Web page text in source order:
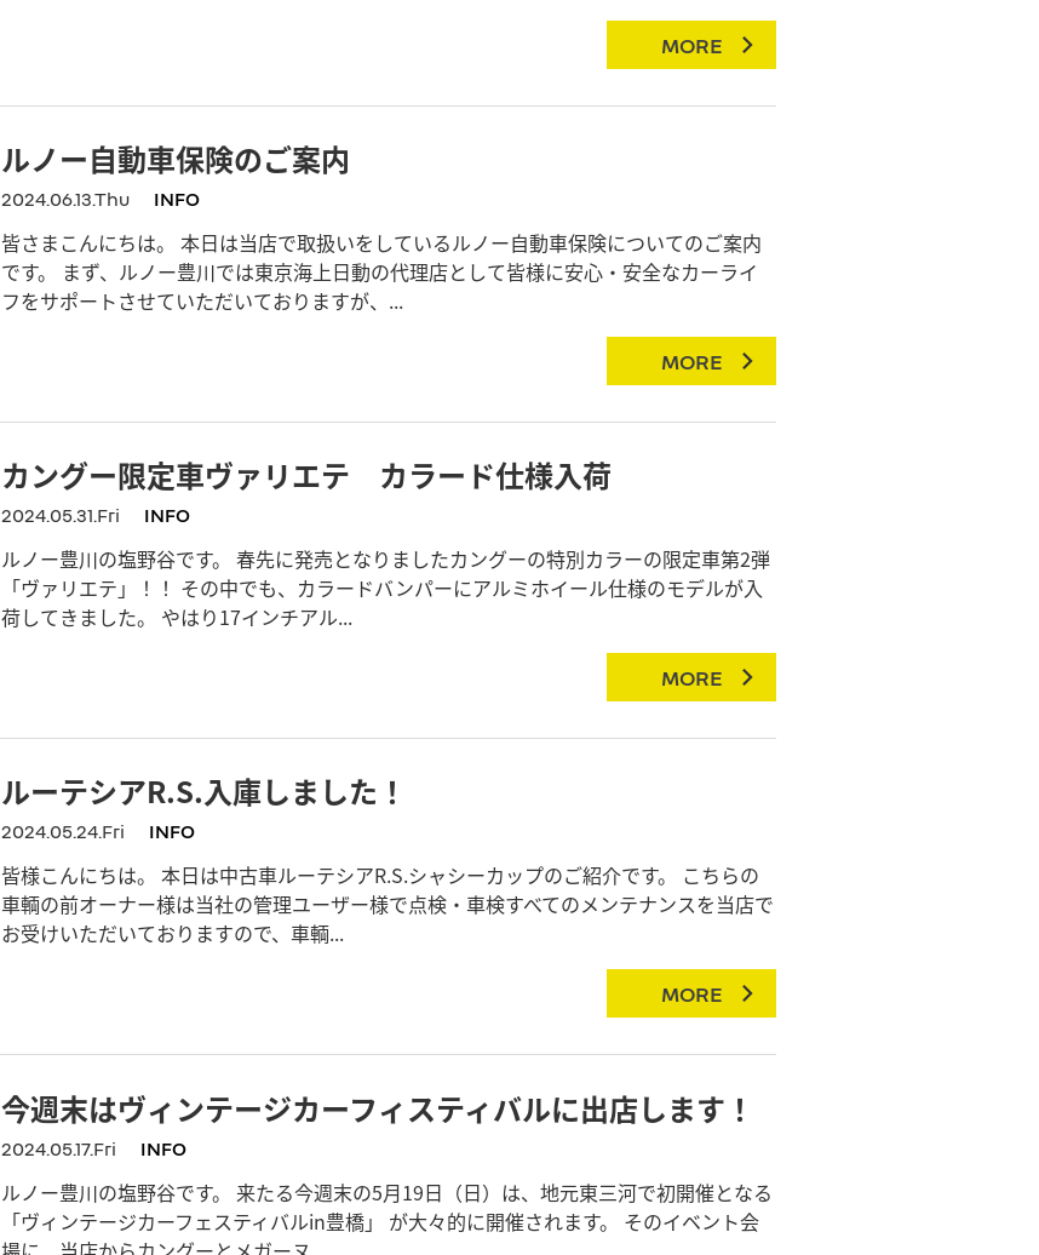
MORE
ルノー自動車保険のご案内
2024.06.13.Thu INFO
皆さまこんにちは。 本日は当店で取扱いをしているルノー自動車保険についてのご案内
です。 まず、ルノー豊川では東京海上日動の代理店として皆様に安心・安全なカーライ
フをサポートさせていただいておりますが、...
MORE
カングー限定車ヴァリエテ カラード仕様入荷
2024.05.31.Fri INFO
ルノー豊川の塩野谷です。 春先に発売となりましたカングーの特別カラーの限定車第2弾
「ヴァリエテ」！！ その中でも、カラードバンパーにアルミホイール仕様のモデルが入
荷してきました。 やはり17インチアル...
MORE
ルーテシアR.S.入庫しました！
2024.05.24.Fri INFO
皆様こんにちは。 本日は中古車ルーテシアR.S.シャシーカップのご紹介です。 こちらの
車輌の前オーナー様は当社の管理ユーザー様で点検・車検すべてのメンテナンスを当店で
お受けいただいておりますので、車輌...
MORE
今週末はヴィンテージカーフィスティバルに出店します！
2024.05.17.Fri INFO
ルノー豊川の塩野谷です。 来たる今週末の5月19日（日）は、地元東三河で初開催となる
「ヴィンテージカーフェスティバルin豊橋」 が大々的に開催されます。 そのイベント会